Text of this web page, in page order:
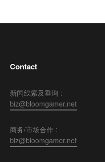
Contact
新闻线索及垂询 :
biz@bloomgamer.net
商务/市场合作 :
biz@bloomgamer.net